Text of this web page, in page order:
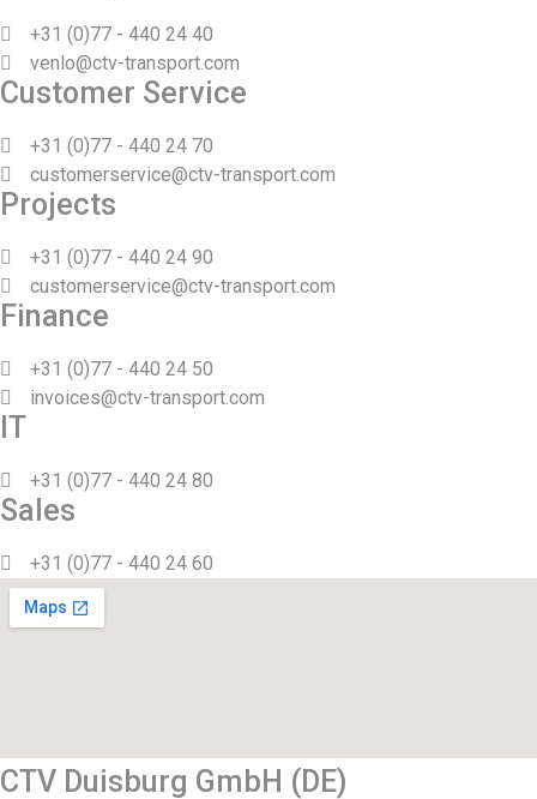
+31 (0)77 - 440 24 40
venlo@ctv-transport.com
Customer Service
+31 (0)77 - 440 24 70
customerservice@ctv-transport.com
Projects
+31 (0)77 - 440 24 90
customerservice@ctv-transport.com
Finance
+31 (0)77 - 440 24 50
invoices@ctv-transport.com
IT
+31 (0)77 - 440 24 80
Sales
+31 (0)77 - 440 24 60
CTV Duisburg GmbH (DE)